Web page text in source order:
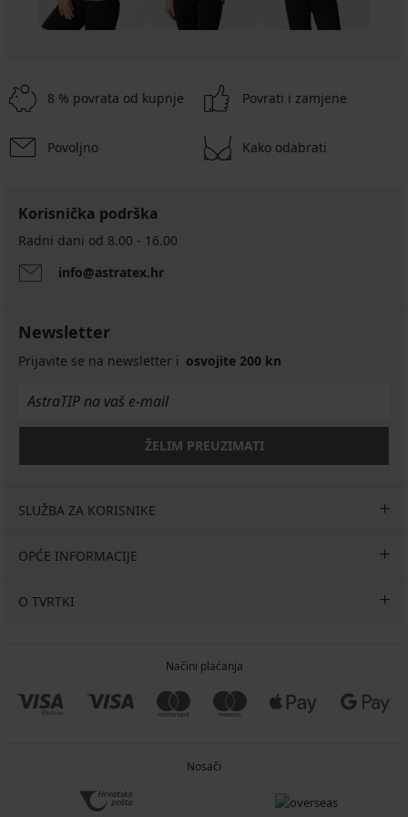
8 % povrata od kupnje Povrati i zamjene
Povoljno Kako odabrati
Korisnička podrška
Radni dani od 8.00 - 16.00
info@astratex.hr
Newsletter
Prijavite se na newsletter i osvojite 200 kn
ŽELIM PREUZIMATI
SLUŽBA ZA KORISNIKE
OPĆE INFORMACIJE
O TVRTKI
Načini plaćanja
Nosači